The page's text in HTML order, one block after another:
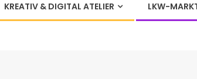
KREATIV & DIGITAL ATELIER LKW-